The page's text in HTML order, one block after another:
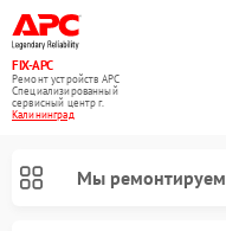
FIX-APC
Ремонт устройств APC
Специализированный
cервисный центр г.
Калининград
Мы ремонтируем